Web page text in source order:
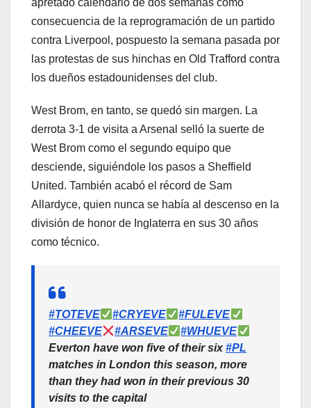
apretado calendario de dos semanas como
consecuencia de la reprogramación de un partido
contra Liverpool, pospuesto la semana pasada por
las protestas de sus hinchas en Old Trafford contra
los dueños estadounidenses del club.
West Brom, en tanto, se quedó sin margen. La
derrota 3-1 de visita a Arsenal selló la suerte de
West Brom como el segundo equipo que
desciende, siguiéndole los pasos a Sheffield
United. También acabó el récord de Sam
Allardyce, quien nunca se había al descenso en la
división de honor de Inglaterra en sus 30 años
como técnico.
#TOTEVE #CRYEVE
#FULEVE
#CHEEVE
#ARSEVE
#WHUEVE
Everton have won five of their six#PL
matches in London this season, more
than they had won in their previous 30
visits to the capital